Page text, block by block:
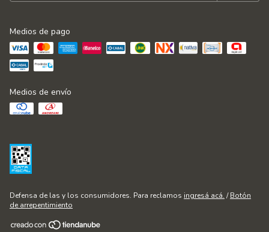
Medios de pago
Medios de envío
Defensa de las y los consumidores. Para reclamos ingresá acá. / Botón
de arrepentimiento